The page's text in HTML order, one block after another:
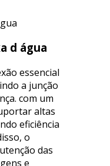
d água
essencial
a junção
com um
altas
eficiência
o
das
e